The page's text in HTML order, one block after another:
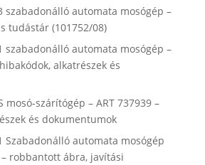
szabadonálló automata mosógép –
tudástár (101752/08)
szabadonálló automata mosógép –
alkatrészek és
mosó-szárítógép – ART 737939 –
és dokumentumok
Szabadonálló automata mosógép
– robbantott ábra, javítási